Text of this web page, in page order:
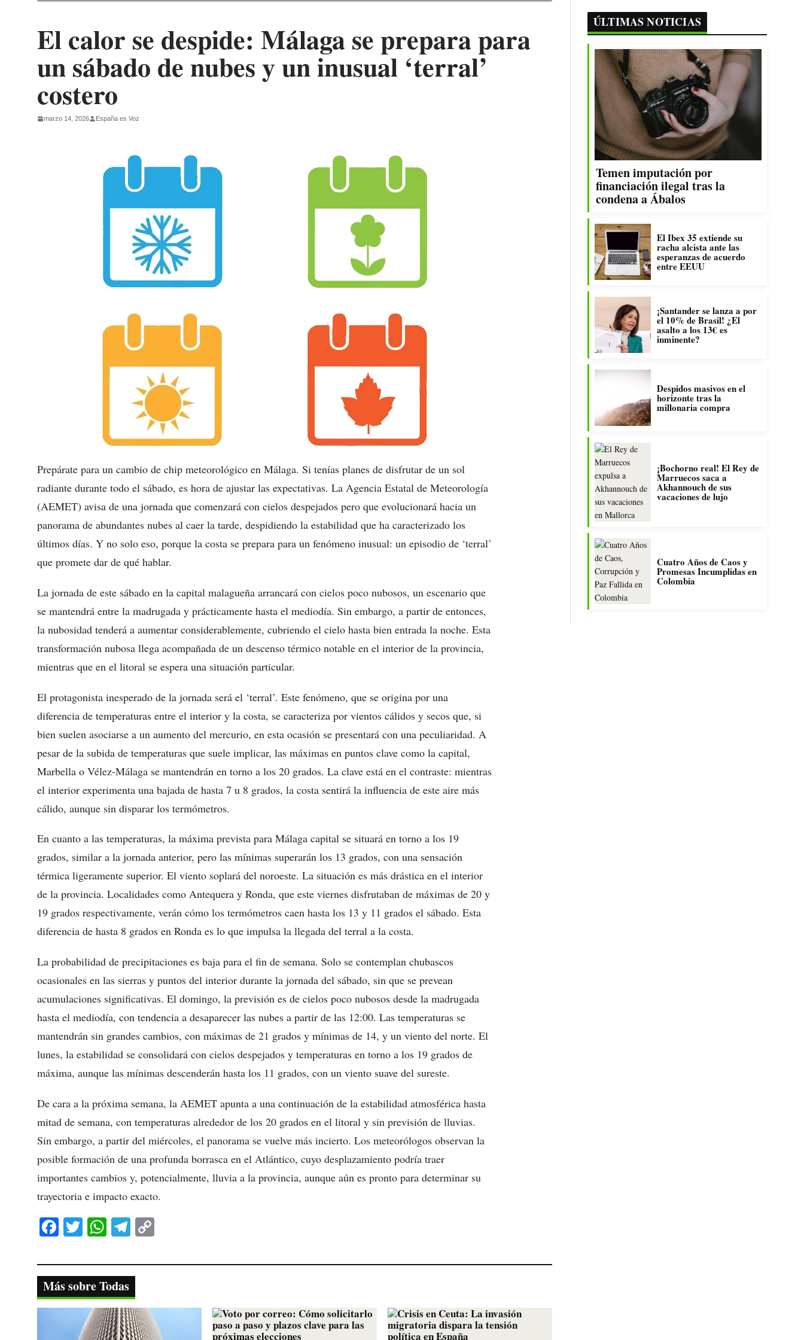
El calor se despide: Málaga se prepara para
un sábado de nubes y un inusual ‘terral’
costero
marzo 14, 2026 España es Voz
Prepárate para un cambio de chip meteorológico en Málaga. Si tenías planes de disfrutar de un sol
radiante durante todo el sábado, es hora de ajustar las expectativas. La Agencia Estatal de Meteorología
(AEMET) avisa de una jornada que comenzará con cielos despejados pero que evolucionará hacia un
panorama de abundantes nubes al caer la tarde, despidiendo la estabilidad que ha caracterizado los
últimos días. Y no solo eso, porque la costa se prepara para un fenómeno inusual: un episodio de ‘terral’
que promete dar de qué hablar.
La jornada de este sábado en la capital malagueña arrancará con cielos poco nubosos, un escenario que
se mantendrá entre la madrugada y prácticamente hasta el mediodía. Sin embargo, a partir de entonces,
la nubosidad tenderá a aumentar considerablemente, cubriendo el cielo hasta bien entrada la noche. Esta
transformación nubosa llega acompañada de un descenso térmico notable en el interior de la provincia,
mientras que en el litoral se espera una situación particular.
El protagonista inesperado de la jornada será el ‘terral’. Este fenómeno, que se origina por una
diferencia de temperaturas entre el interior y la costa, se caracteriza por vientos cálidos y secos que, si
bien suelen asociarse a un aumento del mercurio, en esta ocasión se presentará con una peculiaridad. A
pesar de la subida de temperaturas que suele implicar, las máximas en puntos clave como la capital,
Marbella o Vélez-Málaga se mantendrán en torno a los 20 grados. La clave está en el contraste: mientras
el interior experimenta una bajada de hasta 7 u 8 grados, la costa sentirá la influencia de este aire más
cálido, aunque sin disparar los termómetros.
En cuanto a las temperaturas, la máxima prevista para Málaga capital se situará en torno a los 19
grados, similar a la jornada anterior, pero las mínimas superarán los 13 grados, con una sensación
térmica ligeramente superior. El viento soplará del noroeste. La situación es más drástica en el interior
de la provincia. Localidades como Antequera y Ronda, que este viernes disfrutaban de máximas de 20 y
19 grados respectivamente, verán cómo los termómetros caen hasta los 13 y 11 grados el sábado. Esta
diferencia de hasta 8 grados en Ronda es lo que impulsa la llegada del terral a la costa.
La probabilidad de precipitaciones es baja para el fin de semana. Solo se contemplan chubascos
ocasionales en las sierras y puntos del interior durante la jornada del sábado, sin que se prevean
acumulaciones significativas. El domingo, la previsión es de cielos poco nubosos desde la madrugada
hasta el mediodía, con tendencia a desaparecer las nubes a partir de las 12:00. Las temperaturas se
mantendrán sin grandes cambios, con máximas de 21 grados y mínimas de 14, y un viento del norte. El
lunes, la estabilidad se consolidará con cielos despejados y temperaturas en torno a los 19 grados de
máxima, aunque las mínimas descenderán hasta los 11 grados, con un viento suave del sureste.
De cara a la próxima semana, la AEMET apunta a una continuación de la estabilidad atmosférica hasta
mitad de semana, con temperaturas alrededor de los 20 grados en el litoral y sin previsión de lluvias.
Sin embargo, a partir del miércoles, el panorama se vuelve más incierto. Los meteorólogos observan la
posible formación de una profunda borrasca en el Atlántico, cuyo desplazamiento podría traer
importantes cambios y, potencialmente, lluvia a la provincia, aunque aún es pronto para determinar su
trayectoria e impacto exacto.
Fa
bo
ok
T
tte
r
W
ts
A
pp
Te
gr
a
m
y
nk
Más sobre Todas
ÚLTIMAS NOTICIAS
Temen imputación por
financiación ilegal tras la
condena a Ábalos
El Ibex 35 extiende su
racha alcista ante las
esperanzas de acuerdo
entre EEUU
¡Santander se lanza a por
el 10% de Brasil! ¿El
asalto a los 13€ es
inminente?
Despidos masivos en el
horizonte tras la
millonaria compra
¡Bochorno real! El Rey de
Marruecos saca a
Akhannouch de sus
vacaciones de lujo
Cuatro Años de Caos y
Promesas Incumplidas en
Colombia